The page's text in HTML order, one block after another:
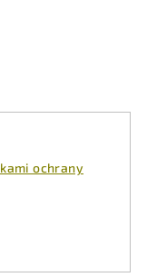
ochrany